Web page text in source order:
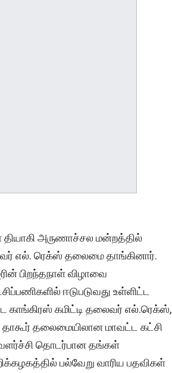
தியாகி அருணாச்சல மன்றத்தில்
எல். ரெக்ஸ் தலைமை தாங்கினார்.
பிறந்தநாள் விழாவை
ஈடுபடுவது உள்ளிட்ட
காங்கிரஸ் கமிட்டி தலைவர் எல்.ரெக்ஸ்,
தலைமையிலான மாவட்ட கட்சி
தொடர்பான தங்கள்
பல்வேறு வாரிய பதவிகள்